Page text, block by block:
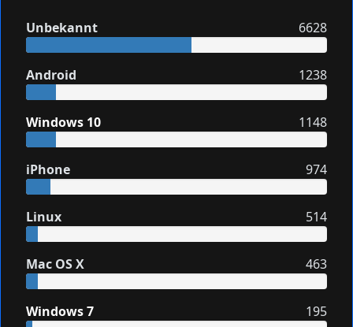
Unbekannt 6628
Android 1238
Windows 10 1148
iPhone 974
Linux 514
Mac OS X 463
Windows 7 195